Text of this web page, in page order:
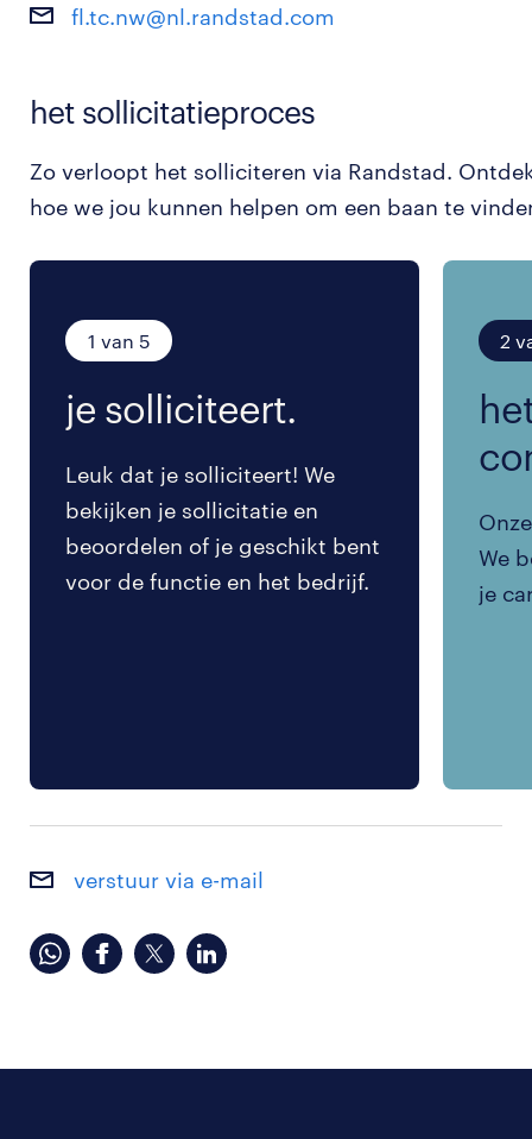
fl.tc.nw@nl.randstad.com
het sollicitatieproces
Zo verloopt het solliciteren via Randstad.
hoe we jou kunnen helpen om een baan te
1 van 5
je solliciteert.
Leuk dat je solliciteert! We
bekijken je sollicitatie en
beoordelen of je geschikt bent
voor de functie en het bedrijf.
2
We
je
verstuur via e-mail